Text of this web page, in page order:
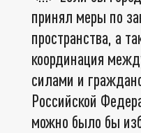
принял меры по
пространства, а
координация
силами и
Российской
можно было бы